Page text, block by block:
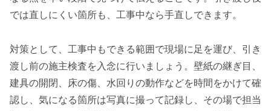
では直しにくい箇所も、工事中なら手直しできます。
対策として、工事中もできる範囲で現場に足を運び、引き
渡し前の施主検査を入念に行いましょう。壁紙の継ぎ目、
建具の開閉、床の傷、水回りの動作などを時間をかけて確
認し、気になる箇所は写真に撮って記録し、その場で担当